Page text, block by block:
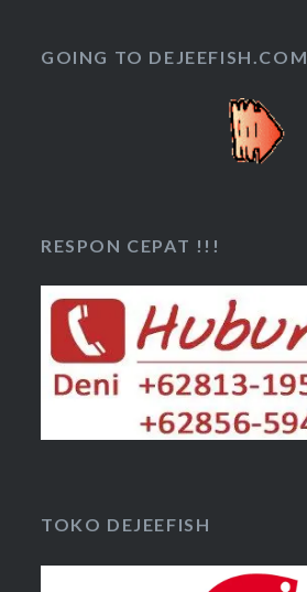
GOING TO DEJEEFISH.COM
RESPON CEPAT !!!
TOKO DEJEEFISH